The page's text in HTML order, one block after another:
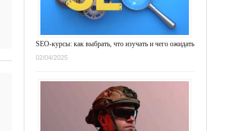
SEO-курсы: как выбрать, что изучать и чего ожидать
02/04/2025